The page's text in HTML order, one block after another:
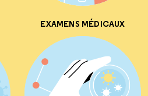
EXAMENS MÉDICAUX